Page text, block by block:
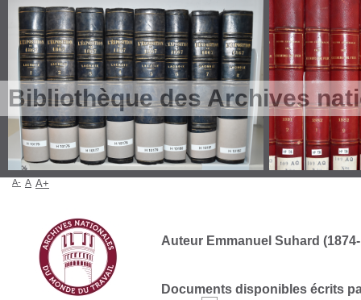
Bibliothèque des Archives
Auteur Emmanuel Suhard
Documents disponibles écrits
A- A A+